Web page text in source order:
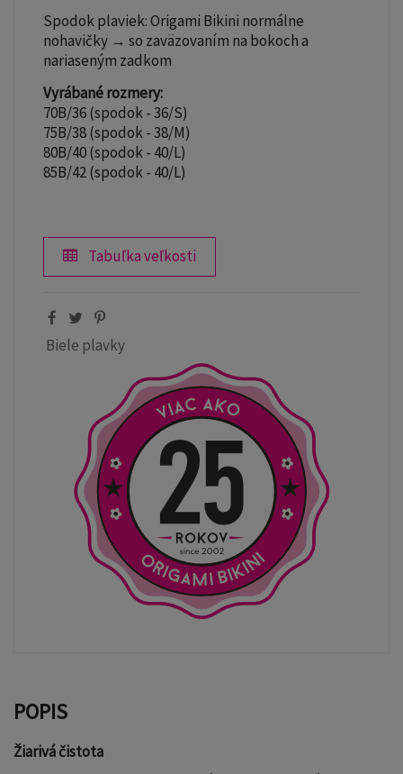
Spodok plaviek: Origami Bikini normálne
nohavičky → so zaväzovaním na bokoch a
nariaseným zadkom
Vyrábané rozmery:
70B/36 (spodok - 36/S)
75B/38 (spodok - 38/M)
80B/40 (spodok - 40/L)
85B/42 (spodok - 40/L)
Tabuľka veľkosti
Biele plavky
POPIS
Žiarivá čistota